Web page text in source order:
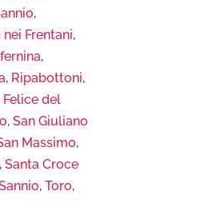
,
Frentani,
,
, Ripabottoni,
Felice del
,San Giuliano
Massimo,
,Santa Croce
,Toro,